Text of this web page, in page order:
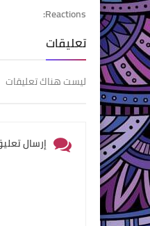
Reactions:
تعليقات
ليست هناك تعليقات
إرسال